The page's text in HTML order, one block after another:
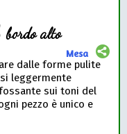
bordo alto
Mesa
dalle forme pulite
leggermente
sui toni del
pezzo è unico e